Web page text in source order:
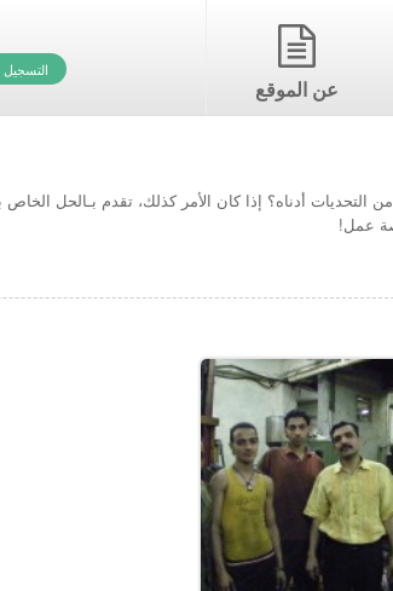
عن الموقع
التسجيل
أدناه؟ إذا كان الأمر كذلك، تقدم بـالحل
عمل!